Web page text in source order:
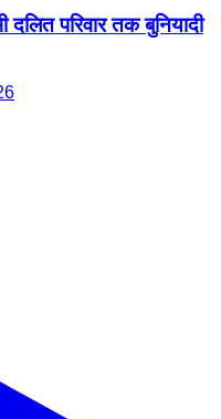
परिवार तक बुनियादी